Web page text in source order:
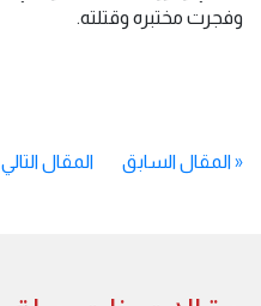
وفجرت مختبره وقتلته.
«المقال السابق المقال التالي